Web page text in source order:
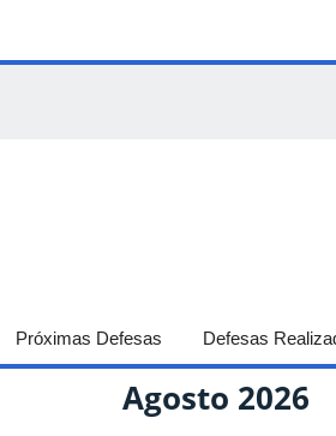
ativa)
Próximas Defesas Defesas
Agosto 2026